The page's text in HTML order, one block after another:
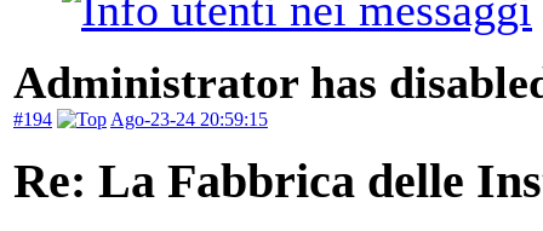
Administrator has
#194 Ago-23-24 20:59:15
Re: La Fabbrica delle